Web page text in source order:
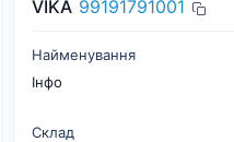
VIKA 99191791001
Найменування
Інфо
Склад